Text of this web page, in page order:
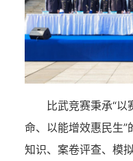
比武竞赛秉承“
命、以能增效惠民生
知识、案卷评查、模